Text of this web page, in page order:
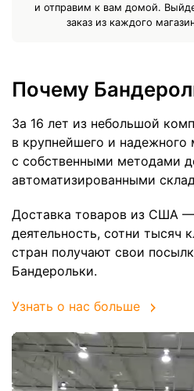
и отправим к вам домой.
заказ из каждого
Почему
За 16 лет из небольшой
в крупнейшего и
с собственными методами
автоматизированными
Доставка товаров из США
деятельность, сотни тысяч
стран получают свои
Бандерольки.
Узнать о нас больше